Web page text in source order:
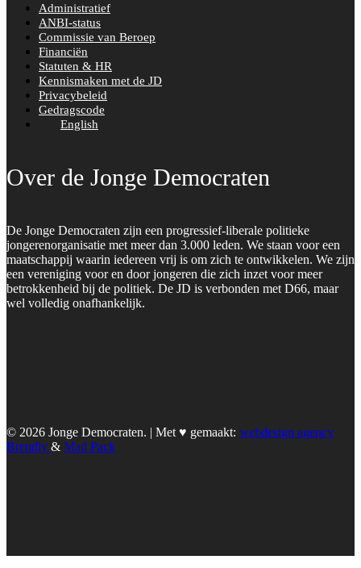
Administratief
ANBI-status
Commissie van Beroep
Financiën
Statuten & HR
Kennismaken met de JD
Privacybeleid
Gedragscode
English
Over de Jonge Democraten
De Jonge Democraten zijn een progressief-liberale politieke
jongerenorganisatie met meer dan 3.000 leden. We staan voor een
maatschappij waarin iedereen vrij is om zich te ontwikkelen. We zijn
een vereniging voor en door jongeren die zich inzet voor meer
betrokkenheid bij de politiek. De JD is verbonden met D66, maar
wel volledig onafhankelijk.
© 2026 Jonge Democraten. | Met ♥︎ gemaakt: webdesign agency
Brendly & Mad Pack